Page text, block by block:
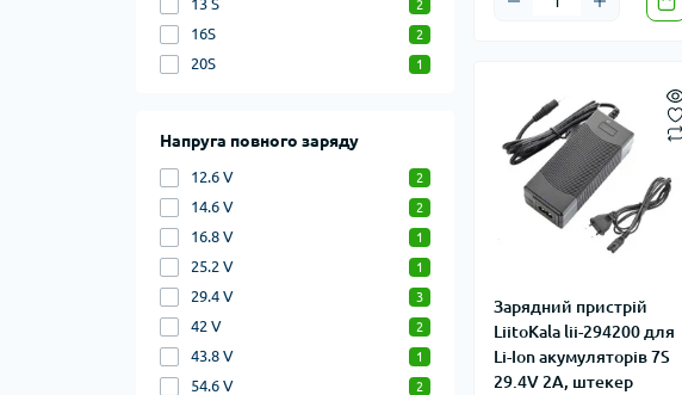
13 S 2
16S 2
20S 1
Напруга повного заряду
12.6 V 2
14.6 V 2
16.8 V 1
25.2 V 1
29.4 V 3
42 V 2
43.8 V 1
54.6 V 2
Зарядний пристрій
LiitoKala lii-294200 для
Li-Ion акумуляторів 7S
29.4V 2A, штекер